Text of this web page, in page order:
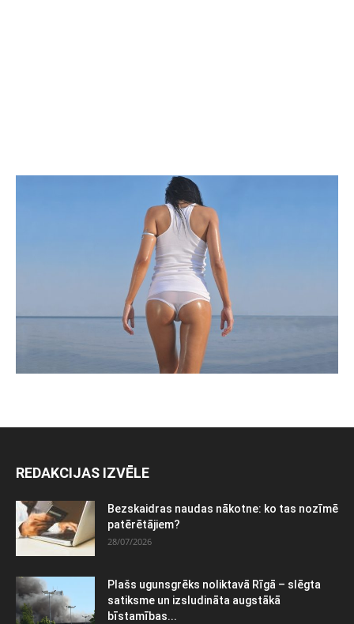
REDAKCIJAS IZVĒLE
Bezskaidras naudas nākotne: ko tas nozīmē
patērētājiem?
28/07/2026
Plašs ugunsgrēks noliktavā Rīgā – slēgta
satiksme un izsludināta augstākā
bīstamības...